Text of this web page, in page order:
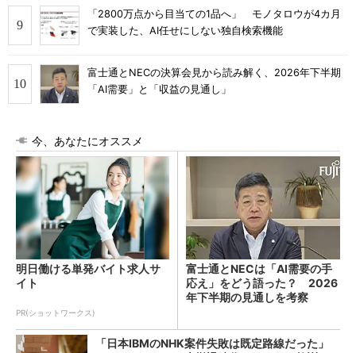
「2800万点から目当ての1品へ」 モノタロウが4カ月
で実装した、AI任せにしない独自検索機能
富士通とNECの決算会見から読み解く、2026年下半期
「AI需要」と「収益の見通し」
今、あなたにオススメ
明日働ける単発バイト求人サ
イト
PR(ショットワークス)
富士通とNECは「AI需要の手
応え」をどう語った？ 2026
年下半期の見通しを考察
「日本IBMのNHK案件失敗は既定路線だった」